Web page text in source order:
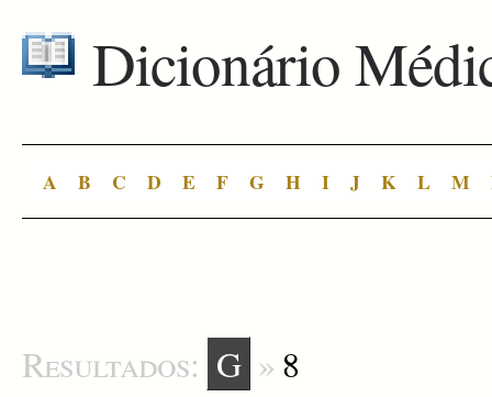
Dicionário
A B C D E F G H I J K L M
Resultados: G » 8